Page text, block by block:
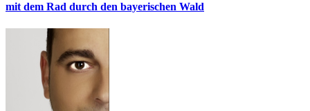
mit dem Rad durch den bayerischen Wald